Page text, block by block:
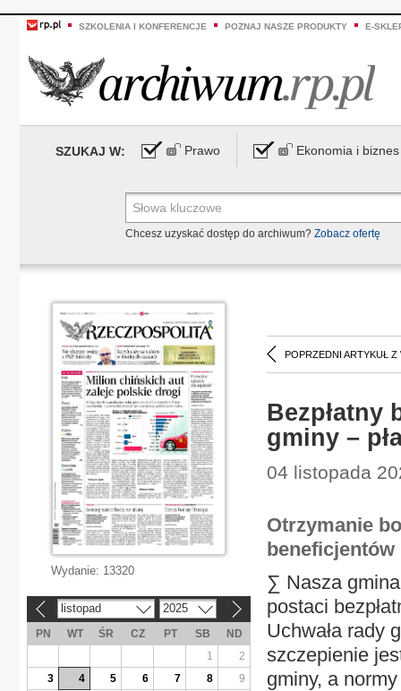
SZKOLENIA I KONFERENCJE POZNAJ NASZE PRODUKTY E-
SZUKAJ W: Prawo Ekonomia i biznes
Chcesz uzyskać dostęp do archiwum? Zobacz ofertę
POPRZEDNI ARTYKUŁ Z
Bezpłatny
gminy –
04 listopada
Otrzymanie
∑ Nasza
postaci
Uchwała rady
szczepienie
gminy, a
Wydanie: 13320
listopad 2025
PN WT ŚR CZ PT SB
ND
1
2
3
4 5 6 7 8
9